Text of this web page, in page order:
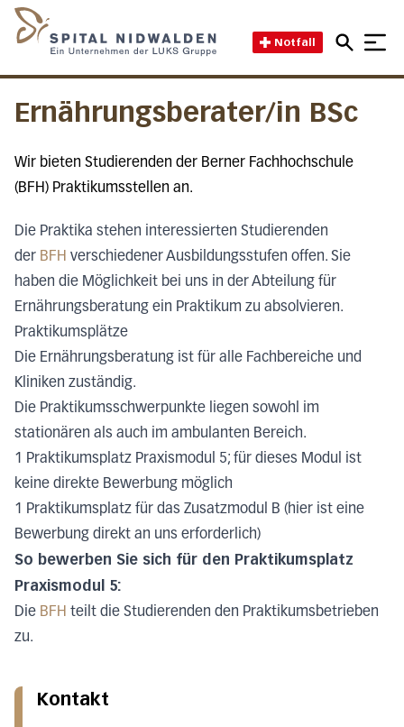
Notfall
Ernährungsberater/in BSc
Wir bieten Studierenden der Berner Fachhochschule
(BFH) Praktikumsstellen an.
Die Praktika stehen interessierten Studierenden
der BFH verschiedener Ausbildungsstufen offen. Sie
haben die Möglichkeit bei uns in der Abteilung für
Ernährungsberatung ein Praktikum zu absolvieren.
Praktikumsplätze
Die Ernährungsberatung ist für alle Fachbereiche und
Kliniken zuständig.
Die Praktikumsschwerpunkte liegen sowohl im
stationären als auch im ambulanten Bereich.
1 Praktikumsplatz Praxismodul 5; für dieses Modul ist
keine direkte Bewerbung möglich
1 Praktikumsplatz für das Zusatzmodul B (hier ist eine
Bewerbung direkt an uns erforderlich)
So bewerben Sie sich für den Praktikumsplatz
Praxismodul 5:
Die BFH teilt die Studierenden den Praktikumsbetrieben
zu.
Kontakt